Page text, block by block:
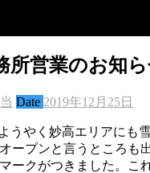
所営業のお知
Date 2019年12月25日
うやく妙高エリアにも
ープンと言うところも
ークがつきました。こ